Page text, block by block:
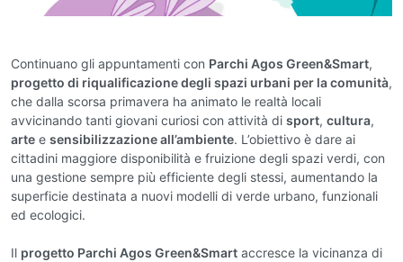
Continuano gli appuntamenti con Parchi Agos Green&Smart,
progetto di riqualificazione degli spazi urbani per la comunità,
che dalla scorsa primavera ha animato le realtà locali
avvicinando tanti giovani curiosi con attività di sport, cultura,
arte e sensibilizzazione all’ambiente. L’obiettivo è dare ai
cittadini maggiore disponibilità e fruizione degli spazi verdi, con
una gestione sempre più efficiente degli stessi, aumentando la
superficie destinata a nuovi modelli di verde urbano, funzionali
ed ecologici.
Il progetto Parchi Agos Green&Smart accresce la vicinanza di